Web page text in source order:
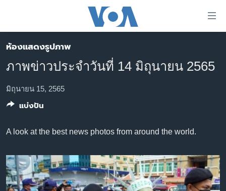
ต่อ
ไป
หลัก
ข้าม
หน้า
ข้าม
ไป
หน้าหลัก
โลก
เอเชีย
สหรัฐฯ
ไทย
วิทยาศาสตร์
สังคมและสุขภาพ
ห้องแสดงรูปภาพ
ภาพข่าวประจำวันที่ 14 มิถุนายน 2565
มิถุนายน 15, 2565
A look at the best news photos from around the world.
แบ่งปัน